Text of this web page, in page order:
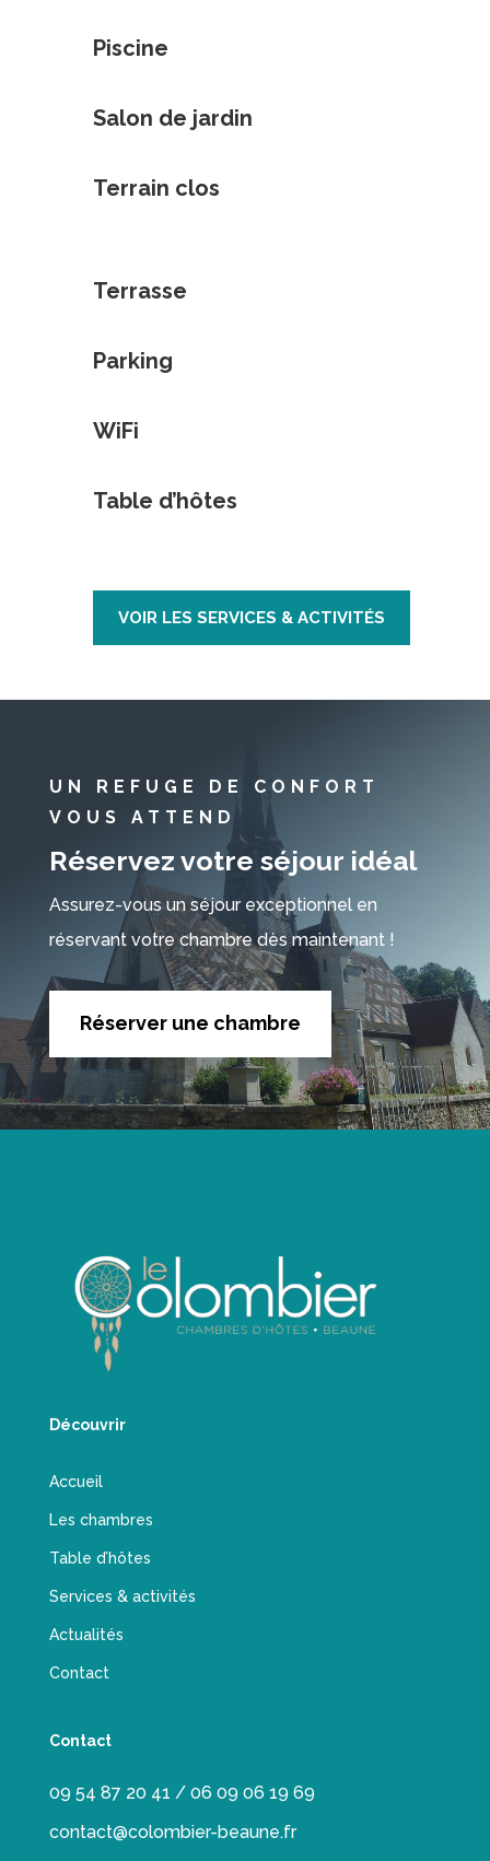
Piscine
Salon de jardin
Terrain clos
Terrasse
Parking
WiFi
Table d’hôtes
VOIR LES SERVICES & ACTIVITÉS
UN REFUGE DE CONFORT
VOUS ATTEND
Réservez votre séjour idéal
Assurez-vous un séjour exceptionnel en
réservant votre chambre dès maintenant !
Réserver une chambre
Découvrir
Accueil
Les chambres
Table d’hôtes
Services & activités
Actualités
Contact
Contact
09 54 87 20 41 / 06 09 06 19 69
contact@colombier-beaune.fr